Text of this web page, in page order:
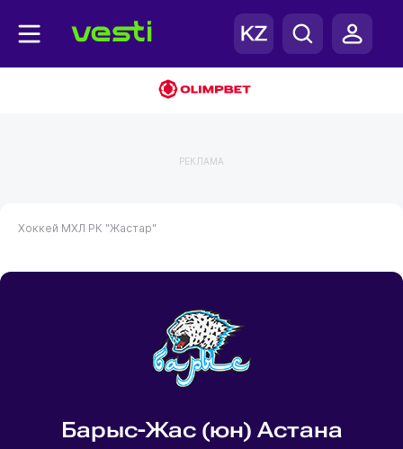
РЕКЛАМА
Хоккей МХЛ РК "Жастар"
Барыс-Жас (юн) Астана